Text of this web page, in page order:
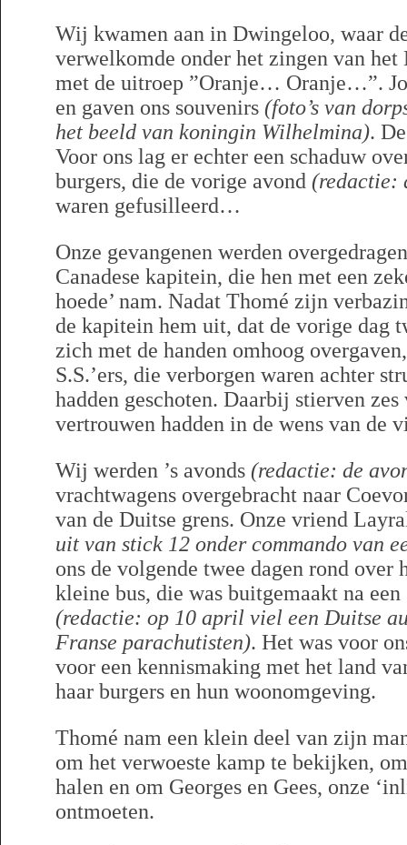
Wij kwamen aan in Dwingeloo, waar
verwelkomde onder het zingen van
met de uitroep ”Oranje… Oranje…”.
en gaven ons souvenirs (foto’s van
het beeld van koningin Wilhelmina).
Voor ons lag er echter een schaduw
burgers, die de vorige avond (redactie:
waren gefusilleerd…
Onze gevangenen werden
Canadese kapitein, die hen met een
hoede’ nam. Nadat Thomé zijn
de kapitein hem uit, dat de vorige dag
zich met de handen omhoog
S.S.’ers, die verborgen waren achter
hadden geschoten. Daarbij stierven
vertrouwen hadden in de wens van de
Wij werden ’s avonds (redactie: de
vrachtwagens overgebracht naar
van de Duitse grens. Onze vriend
uit van stick 12 onder commando van
ons de volgende twee dagen rond over
kleine bus, die was buitgemaakt na
(redactie: op 10 april viel een Duitse
Franse parachutisten). Het was voor
voor een kennismaking met het land
haar burgers en hun woonomgeving.
Thomé nam een klein deel van zijn
om het verwoeste kamp te bekijken,
halen en om Georges en Gees, onze
ontmoeten.